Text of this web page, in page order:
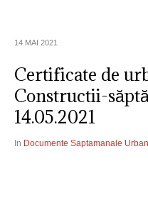
14 MAI 2021
Certificate de
Constructii-
14.05.2021
In Documente Saptamanale